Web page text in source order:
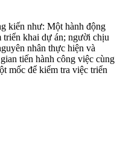
kiến như: Một hành động
triển khai dự án; người chịu
nhân thực hiện và
tiến hành công việc cùng
mốc để kiểm tra việc triển